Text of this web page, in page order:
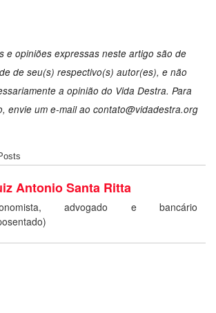
e opiniões expressas neste artigo são de
de seu(s) respectivo(s) autor(es), e não
a opinião do Vida Destra. Para
envie um e-mail ao contato@vidadestra.org
Antonio Santa Ritta
advogado e bancário